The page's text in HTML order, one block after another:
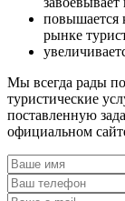
повышается
рынке
Мы всегда рады
туристические
поставленную
официальном